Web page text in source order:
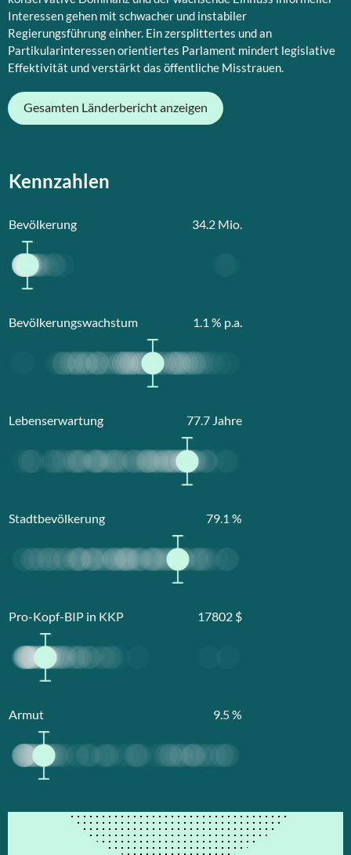
Interessen gehen mit schwacher und instabiler
Regierungsführung einher. Ein zersplittertes und an
Partikularinteressen orientiertes Parlament mindert legislative
Effektivität und verstärkt das öffentliche Misstrauen.
Gesamten Länderbericht anzeigen
Kennzahlen
Bevölkerung 34.2 Mio.
Bevölkerungswachstum 1.1 % p.a.
Lebenserwartung 77.7 Jahre
Stadtbevölkerung 79.1 %
Pro-Kopf-BIP in KKP 17802 $
Armut 9.5%